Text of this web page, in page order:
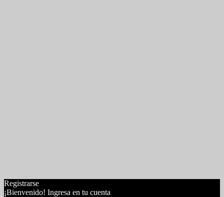
Registrarse
¡Bienvenido! Ingresa en tu cuenta